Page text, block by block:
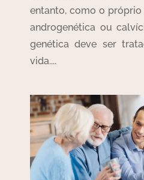
entanto, como o
androgenética ou
genética deve ser
vida....